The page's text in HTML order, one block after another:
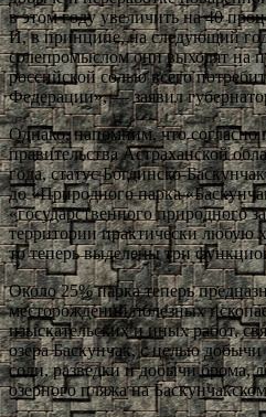
в этом году увеличить на 40
И, в принципе, на следующий
солепромыслом они выходят на
российской солью всего
Федерации», — заявил
Однако, напомним, что согласно
правительства Астраханской
года, статус Богдинско-
до «Природного парка
«государственного природного
территории практически любую
то теперь выделены три
Около 25% парка теперь
месторождений полезных
изыскательских и иных работ,
озера Баскунчак, с целью
соли, разведки и добычи брома,
озерного пляжа на